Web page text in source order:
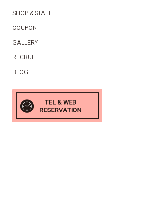
SHOP & STAFF
COUPON
GALLERY
RECRUIT
BLOG